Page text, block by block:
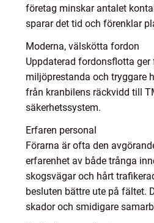
företag minskar antalet
sparar det tid och förenklar
Moderna, välskötta fordon
Uppdaterad fordonsflotta
miljöprestanda och tryggare
från kranbilens räckvidd till
säkerhetssystem.
Erfaren personal
Förarna är ofta den
erfarenhet av både trånga
skogsvägar och hårt
besluten bättre ute på fältet.
skador och smidigare